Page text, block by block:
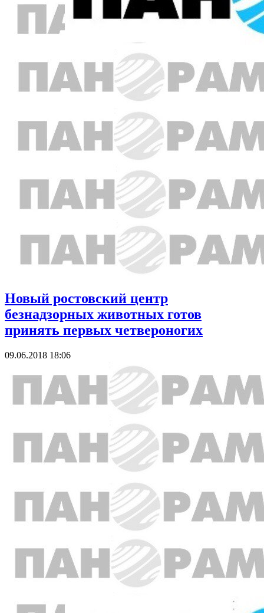
Новый ростовский центр
безнадзорных животных готов
принять первых четвероногих
09.06.2018 18:06